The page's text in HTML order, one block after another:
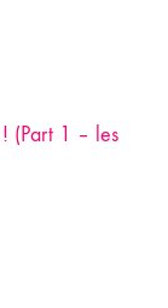
! (Part 1 – les